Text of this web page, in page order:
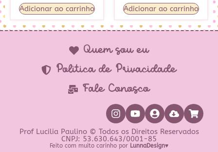
Adicionar ao carrinho Adicionar ao carrinho
Quem sou eu
Política de Privacidade
Fale Conosco
Prof Lucilia Paulino © Todos os Direitos Reservados
CNPJ: 53.630.643/0001-85
Feito com muito carinho por LunnaDesign♥